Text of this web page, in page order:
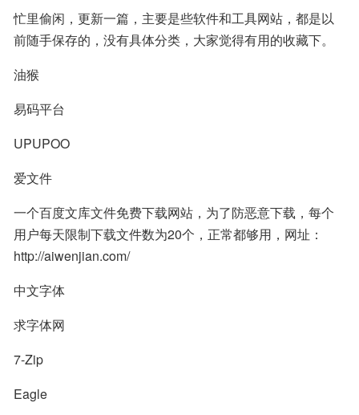
忙里偷闲，更新一篇，主要是些软件和工具网站，都是以
前随手保存的，没有具体分类，大家觉得有用的收藏下。
油猴
易码平台
UPUPOO
爱文件
一个百度文库文件免费下载网站，为了防恶意下载，每个
用户每天限制下载文件数为20个，正常都够用，网址：
http://aiwenjian.com/
中文字体
求字体网
7-Zip
Eagle